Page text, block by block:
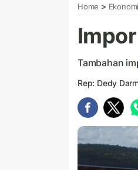
Home > Ekonomi
Tambahan
Rep: Dedy